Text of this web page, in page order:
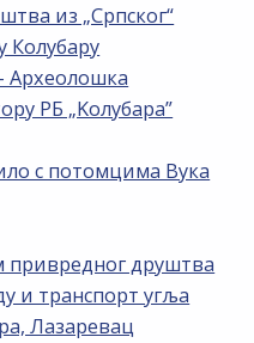
из „Српског“
Колубару
Археолошка
РБ „Kолубара”
с потомцима Вука
друштва
и транспорт угља
Лазаревац